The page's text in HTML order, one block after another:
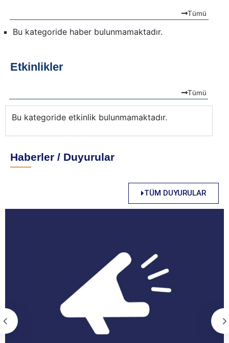
Tümü
Bu kategoride haber bulunmamaktadır.
Etkinlikler
Tümü
Bu kategoride etkinlik bulunmamaktadır.
Haberler / Duyurular
TÜM DUYURULAR